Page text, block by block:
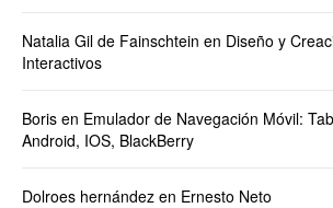
Natalia Gil de Fainschtein en Diseño y
Interactivos
Boris en Emulador de Navegación Móvil:
Android, IOS, BlackBerry
Dolroes hernández en Ernesto Neto